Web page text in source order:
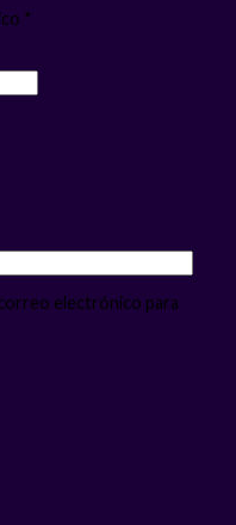
*
electrónico para